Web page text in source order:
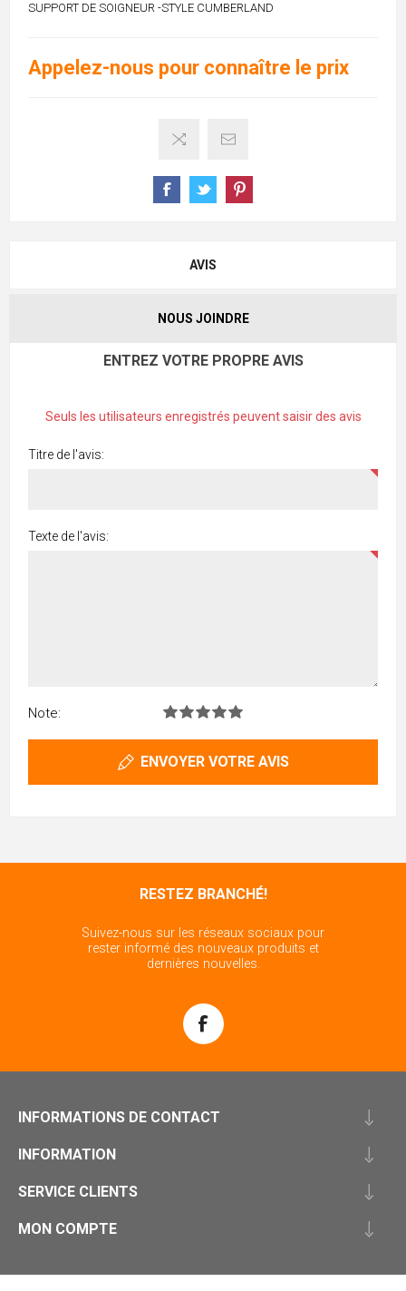
SUPPORT DE SOIGNEUR -STYLE CUMBERLAND
Appelez-nous pour connaître le prix
AVIS
NOUS JOINDRE
ENTREZ VOTRE PROPRE AVIS
Seuls les utilisateurs enregistrés peuvent saisir des avis
Titre de l'avis:
Texte de l'avis:
Note:
ENVOYER VOTRE AVIS
RESTEZ BRANCHÉ!
Suivez-nous sur les réseaux sociaux pour
rester informé des nouveaux produits et
dernières nouvelles.
INFORMATIONS DE CONTACT
INFORMATION
SERVICE CLIENTS
MON COMPTE